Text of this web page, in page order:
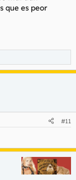
que es peor
#11